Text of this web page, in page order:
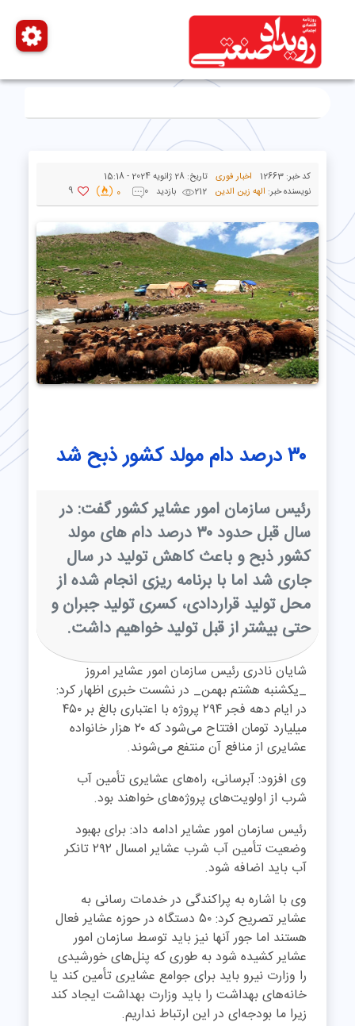
کد خبر:12663 اخبار فوری تاریخ:28 ژانویه 2024 - 15:18
نویسنده خبر: الهه زین الدین 212 بازدید 0
0
9
۳۰ درصد دام مولد کشور ذبح شد
رئیس سازمان امور عشایر کشور گفت: در
سال قبل حدود ۳۰ درصد دام های مولد
کشور ذبح و باعث کاهش تولید در سال
جاری شد اما با برنامه ریزی انجام شده از
محل تولید قراردادی، کسری تولید جبران و
حتی بیشتر از قبل تولید خواهیم داشت.
شایان نادری رئیس سازمان امور عشایر امروز
_یکشنبه هشتم بهمن_ در نشست خبری اظهار کرد:
در ایام دهه فجر ۲۹۴ پروژه با اعتباری بالغ بر ۴۵۰
میلیارد تومان افتتاح می‌شود که ۲۰ هزار خانواده
عشایری از منافع آن منتفع می‌شوند.
وی افزود: آبرسانی، راه‌های عشایری تأمین آب
شرب از اولویت‌های پروژه‌های خواهند بود.
رئیس سازمان امور عشایر ادامه داد: برای بهبود
وضعیت تأمین آب شرب عشایر امسال ۲۹۲ تانکر
آب باید اضافه شود.
وی با اشاره به پراکندگی در خدمات رسانی به
عشایر تصریح کرد: ۵۰ دستگاه در حوزه عشایر فعال
هستند اما جور آنها نیز باید توسط سازمان امور
عشایر کشیده شود به طوری که پنل‌های خورشیدی
را وزارت نیرو باید برای جوامع عشایری تأمین کند یا
خانه‌های بهداشت را باید وزارت بهداشت ایجاد کند
زیرا ما بودجه‌ای در این ارتباط نداریم.